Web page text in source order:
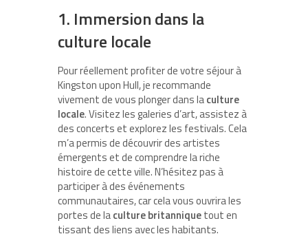
1. Immersion dans la
culture locale
Pour réellement profiter de votre séjour à
Kingston upon Hull, je recommande
vivement de vous plonger dans laculture
locale. Visitez les galeries d’art, assistez à
des concerts et explorez les festivals. Cela
m’a permis de découvrir des artistes
émergents et de comprendre la riche
histoire de cette ville. N’hésitez pas à
participer à des événements
communautaires, car cela vous ouvrira les
portes de laculture britanniquetout en
tissant des liens avec les habitants.